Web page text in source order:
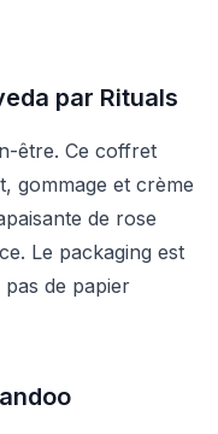
par Rituals
être. Ce coffret
gommage et crème
de rose
Le packaging est
pas de papier